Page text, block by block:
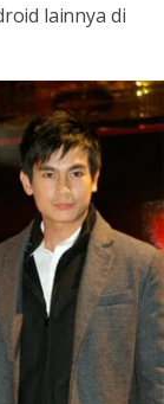
lainnya di